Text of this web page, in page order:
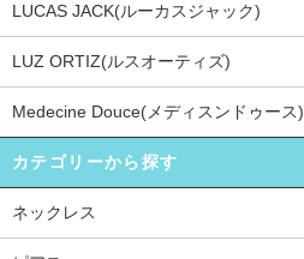
LUCAS JACK(ルーカスジャック)
LUZ ORTIZ(ルスオーティズ)
Medecine Douce(メディスンドゥース)
カテゴリーから探す
ネックレス